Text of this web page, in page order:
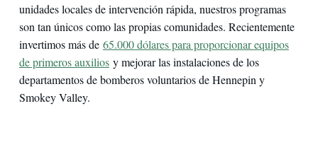
unidades locales de intervención rápida, nuestros programas
son tan únicos como las propias comunidades. Recientemente
invertimos más de 65.000 dólares para proporcionar equipos
de primeros auxiliosy mejorar las instalaciones de los
departamentos de bomberos voluntarios de Hennepin y
Smokey Valley.